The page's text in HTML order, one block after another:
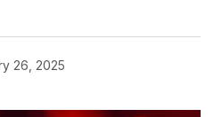
26, 2025